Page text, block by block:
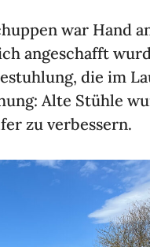
war Hand
ange­schafft
die im
Alte Stühle
zu verbes­sern.